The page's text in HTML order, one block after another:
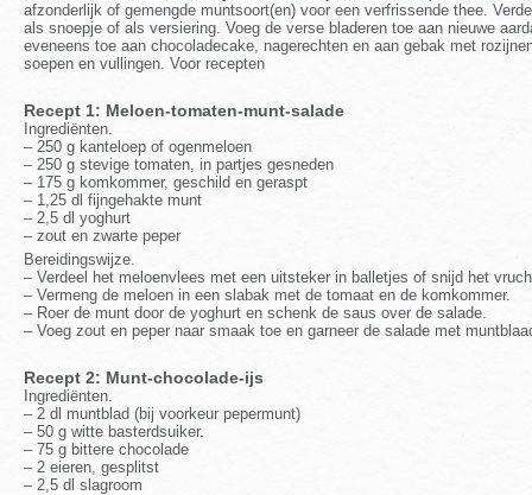
afzonderlijk of gemengde muntsoort(en) voor een verfrissende thee.
als snoepje of als versiering. Voeg de verse bladeren toe aan nieuwe
eveneens toe aan chocoladecake, nagerechten en aan gebak met
soepen en vullingen. Voor recepten
Recept 1: Meloen-tomaten-munt-salade
Ingrediënten.
– 250 g kanteloep of ogenmeloen
– 250 g stevige tomaten, in partjes gesneden
– 175 g komkommer, geschild en geraspt
– 1,25 dl fijngehakte munt
– 2,5 dl yoghurt
– zout en zwarte peper
Bereidingswijze.
– Verdeel het meloenvlees met een uitsteker in balletjes of snijd het
– Vermeng de meloen in een slabak met de tomaat en de komkommer.
– Roer de munt door de yoghurt en schenk de saus over de salade.
– Voeg zout en peper naar smaak toe en garneer de salade met
Recept 2: Munt-chocolade-ijs
Ingrediënten.
– 2 dl muntblad (bij voorkeur pepermunt)
– 50 g witte basterdsuiker.
– 75 g bittere chocolade
– 2 eieren, gesplitst
– 2,5 dl slagroom